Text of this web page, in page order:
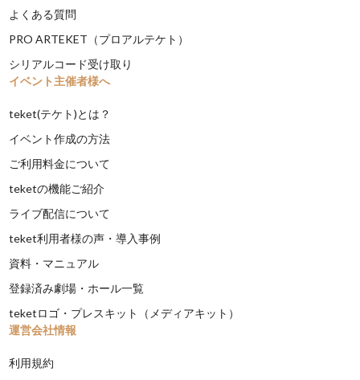
よくある質問
PRO ARTEKET（プロアルテケト）
シリアルコード受け取り
イベント主催者様へ
teket(テケト)とは？
イベント作成の方法
ご利用料金について
teketの機能ご紹介
ライブ配信について
teket利用者様の声・導入事例
資料・マニュアル
登録済み劇場・ホール一覧
teketロゴ・プレスキット（メディアキット）
運営会社情報
利用規約